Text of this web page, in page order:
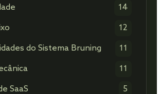
14
12
do Sistema Bruning 11
11
SaaS 5